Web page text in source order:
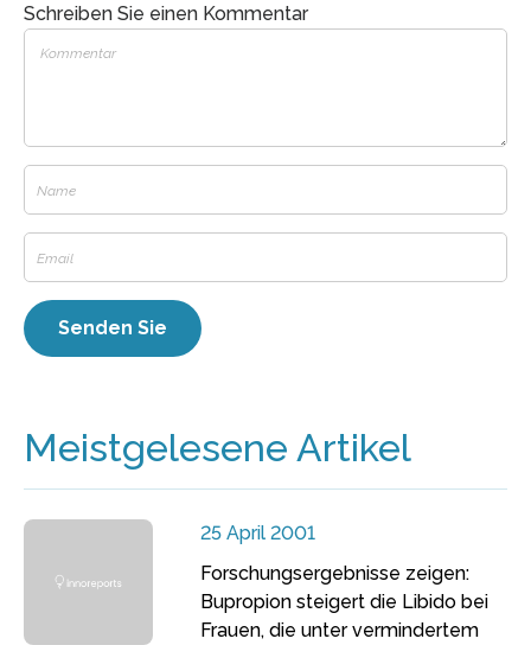
Schreiben Sie einen Kommentar
Meistgelesene Artikel
25 April 2001
Forschungsergebnisse zeigen:
Bupropion steigert die Libido bei
Frauen, die unter vermindertem